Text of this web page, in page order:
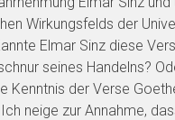
Wirkungsfelds der
Elmar Sinz diese
seines Handelns?
Kenntnis der Verse
neige zur Annahme,